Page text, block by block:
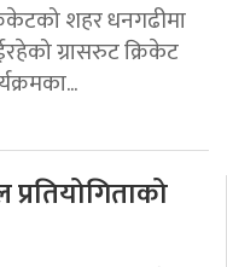
शहर धनगढीमा
ग्रासरुट क्रिकेट